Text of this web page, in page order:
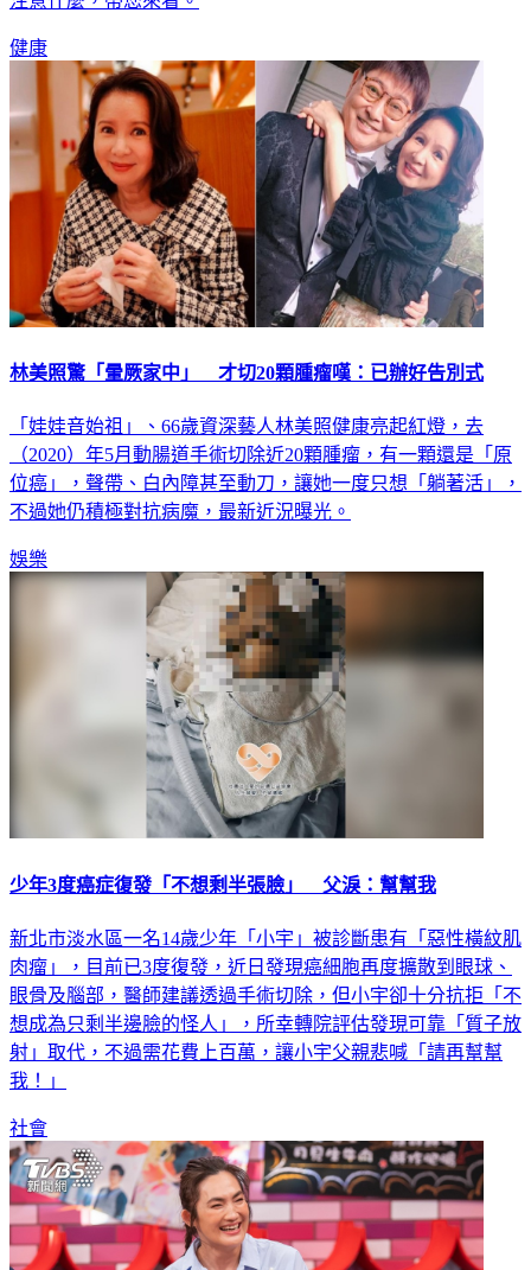
健康
林美照驚「暈厥家中」 才切20顆腫瘤嘆：已辦好告別式
「娃娃音始祖」、66歲資深藝人林美照健康亮起紅燈，去
（2020）年5月動腸道手術切除近20顆腫瘤，有一顆還是「原
位癌」，聲帶、白內障甚至動刀，讓她一度只想「躺著活」，
不過她仍積極對抗病魔，最新近況曝光。
娛樂
少年3度癌症復發「不想剩半張臉」 父淚：幫幫我
新北市淡水區一名14歲少年「小宇」被診斷患有「惡性橫紋肌
肉瘤」，目前已3度復發，近日發現癌細胞再度擴散到眼球、
眼骨及腦部，醫師建議透過手術切除，但小宇卻十分抗拒「不
想成為只剩半邊臉的怪人」，所幸轉院評估發現可靠「質子放
射」取代，不過需花費上百萬，讓小宇父親悲喊「請再幫幫
我！」
社會